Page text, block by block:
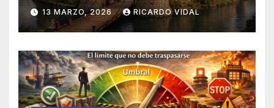
13 MARZO, 2026 RICARDO VIDAL